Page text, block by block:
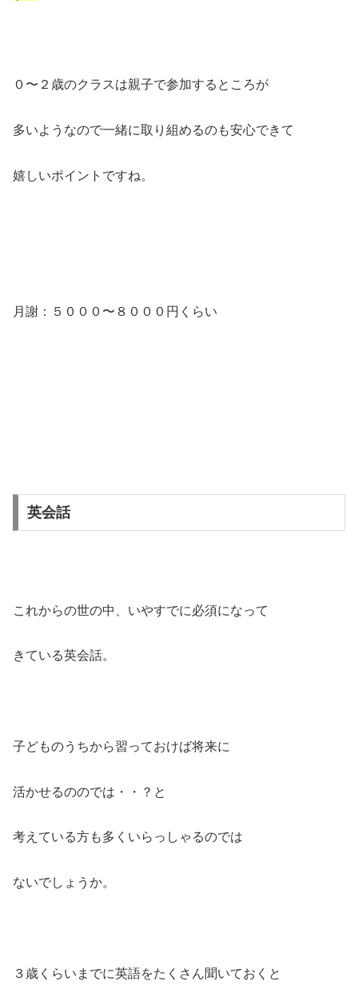
０〜２歳のクラスは親子で参加するところが
多いようなので一緒に取り組めるのも安心できて
嬉しいポイントですね。
月謝：５０００〜８０００円くらい
英会話
これからの世の中、いやすでに必須になって
きている英会話。
子どものうちから習っておけば将来に
活かせるののでは・・？と
考えている方も多くいらっしゃるのでは
ないでしょうか。
３歳くらいまでに英語をたくさん聞いておくと